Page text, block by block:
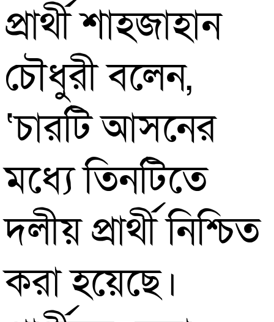
প্রার্থী শাহজাহান
চৌধুরী বলেন,
‘চারটি আসনের
মধ্যে তিনটিতে
দলীয় প্রার্থী নিশ্চিত
করা হয়েছে।